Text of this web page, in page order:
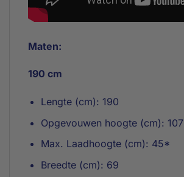
Maten:
190 cm
Lengte (cm): 190
Opgevouwen hoogte (cm): 107
Max. Laadhoogte (cm): 45*
Breedte (cm): 69